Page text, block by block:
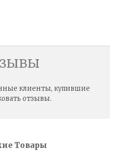
Товары
клиенты, купившие
отзывы.